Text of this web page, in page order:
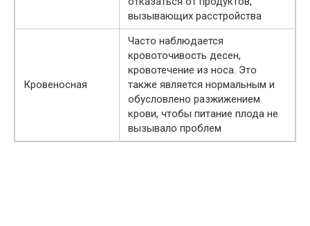
вызывающих расстройства
Кровеносная
Часто наблюдается
кровоточивость десен,
кровотечение из носа. Это
также является нормальным и
обусловлено разжижением
крови, чтобы питание плода не
вызывало проблем